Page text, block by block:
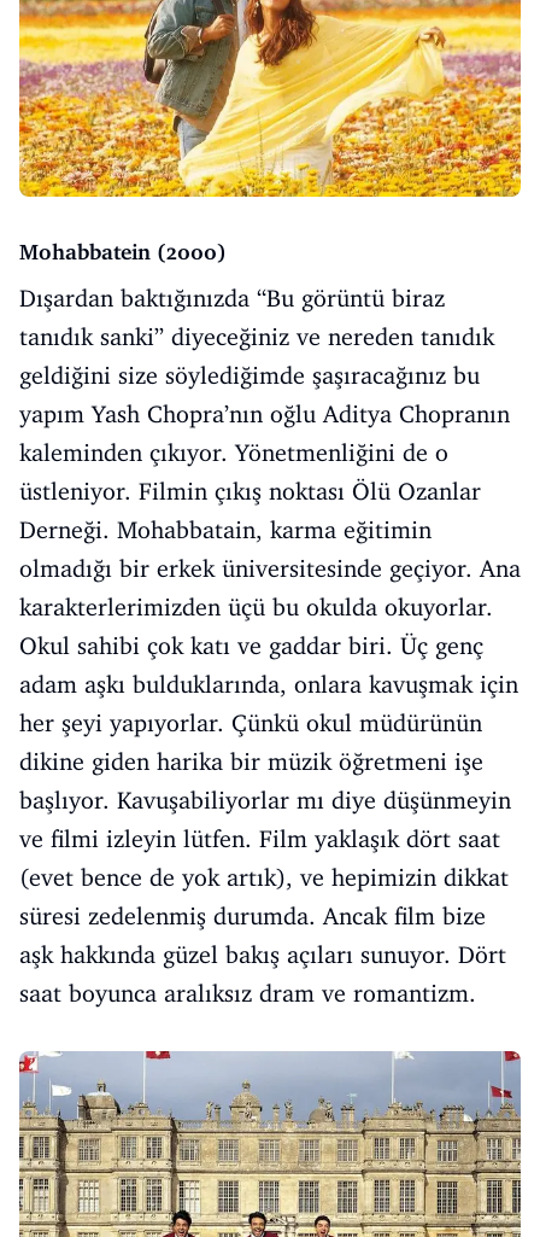
Mohabbatein (2000)
Dışardan baktığınızda “Bu görüntü biraz
tanıdık sanki” diyeceğiniz ve nereden tanıdık
geldiğini size söylediğimde şaşıracağınız bu
yapım Yash Chopra’nın oğlu Aditya Chopranın
kaleminden çıkıyor. Yönetmenliğini de o
üstleniyor. Filmin çıkış noktası Ölü Ozanlar
Derneği. Mohabbatain, karma eğitimin
olmadığı bir erkek üniversitesinde geçiyor. Ana
karakterlerimizden üçü bu okulda okuyorlar.
Okul sahibi çok katı ve gaddar biri. Üç genç
adam aşkı bulduklarında, onlara kavuşmak için
her şeyi yapıyorlar. Çünkü okul müdürünün
dikine giden harika bir müzik öğretmeni işe
başlıyor. Kavuşabiliyorlar mı diye düşünmeyin
ve filmi izleyin lütfen. Film yaklaşık dört saat
(evet bence de yok artık), ve hepimizin dikkat
süresi zedelenmiş durumda. Ancak film bize
aşk hakkında güzel bakış açıları sunuyor. Dört
saat boyunca aralıksız dram ve romantizm.